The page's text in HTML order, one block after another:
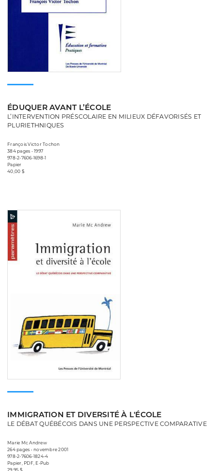
ÉDUQUER AVANT L’ÉCOLE
L’INTERVENTION PRÉSCOLAIRE EN MILIEUX DÉFAVORISÉS ET
PLURIETHNIQUES
François Victor Tochon
384 pages • 1997
978-2-7606-1698-1
Papier
40,00 $
IMMIGRATION ET DIVERSITÉ À L'ÉCOLE
LE DÉBAT QUÉBÉCOIS DANS UNE PERSPECTIVE COMPARATIVE
Marie Mc Andrew
264 pages • novembre 2001
978-2-7606-1824-4
Papier, PDF, E-Pub
29,95 $